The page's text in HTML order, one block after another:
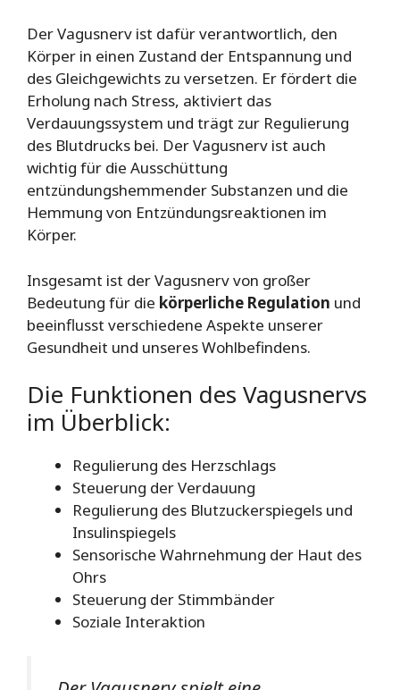
Der Vagusnerv ist dafür verantwortlich, den
Körper in einen Zustand der Entspannung und
des Gleichgewichts zu versetzen. Er fördert die
Erholung nach Stress, aktiviert das
Verdauungssystem und trägt zur Regulierung
des Blutdrucks bei. Der Vagusnerv ist auch
wichtig für die Ausschüttung
entzündungshemmender Substanzen und die
Hemmung von Entzündungsreaktionen im
Körper.
Insgesamt ist der Vagusnerv von großer
Bedeutung für die körperliche Regulation und
beeinflusst verschiedene Aspekte unserer
Gesundheit und unseres Wohlbefindens.
Die Funktionen des Vagusnervs
im Überblick:
Regulierung des Herzschlags
Steuerung der Verdauung
Regulierung des Blutzuckerspiegels und
Insulinspiegels
Sensorische Wahrnehmung der Haut des
Ohrs
Steuerung der Stimmbänder
Soziale Interaktion